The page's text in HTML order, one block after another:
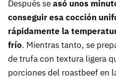
Después seasó unos
conseguir esa cocción
rápidamente la
frío. Mientras tanto, se
de trufa con textura ligera
porciones del roastbeef en